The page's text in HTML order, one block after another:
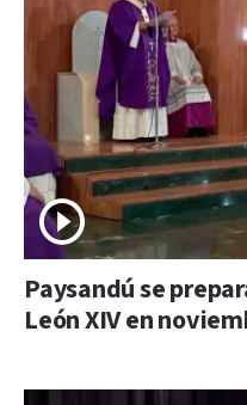
Paysandú se
León XIV en